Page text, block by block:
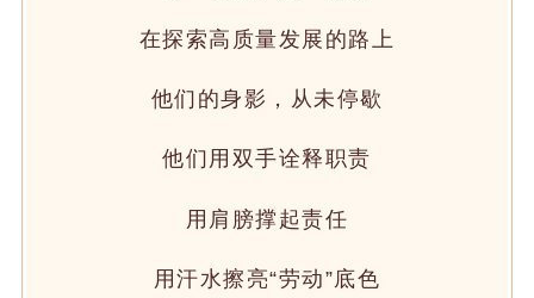
在探索高质量发展的路上
他们的身影，从未停歇
他们用双手诠释职责
用肩膀撑起责任
用汗水擦亮“劳动”底色